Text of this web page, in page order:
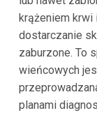
krążeniem krwi
dostarczanie
zaburzone. To
wieńcowych
planami